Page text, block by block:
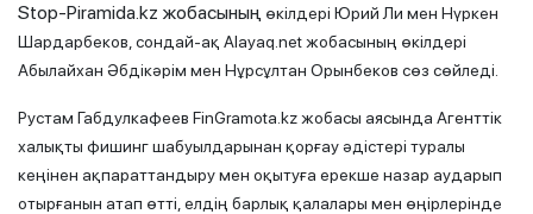
Stop-Piramida.kz жобасының өкілдері Юрий Ли мен Нүркен
Шардарбеков, сондай-ақ Alayaq.net жобасының өкілдері
Абылайхан Әбдікәрім мен Нұрсұлтан Орынбеков сөз сөйледі.
Рустам Габдулкафеев FinGramota.kz жобасы аясында Агенттік
халықты фишинг шабуылдарынан қорғау әдістері туралы
кеңінен ақпараттандыру мен оқытуға ерекше назар аударып
отырғанын атап өтті, елдің барлық қалалары мен өңірлерінде